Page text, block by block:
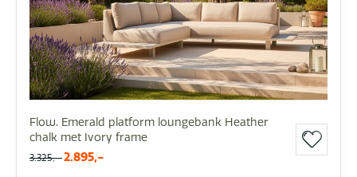
Flow. Emerald platform loungebank Heather
chalk met Ivory frame
3.325,- 2.895,-